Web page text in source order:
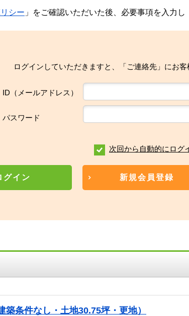
シー 」をご確認いただいた後、必要事項を入力
ログインしていただきますと、「ご連絡先」にお客
ID（メールアドレス）
パスワード
次回から自動的にログ
グイン 新規会員登録
条件なし・土地30.75坪・更地）